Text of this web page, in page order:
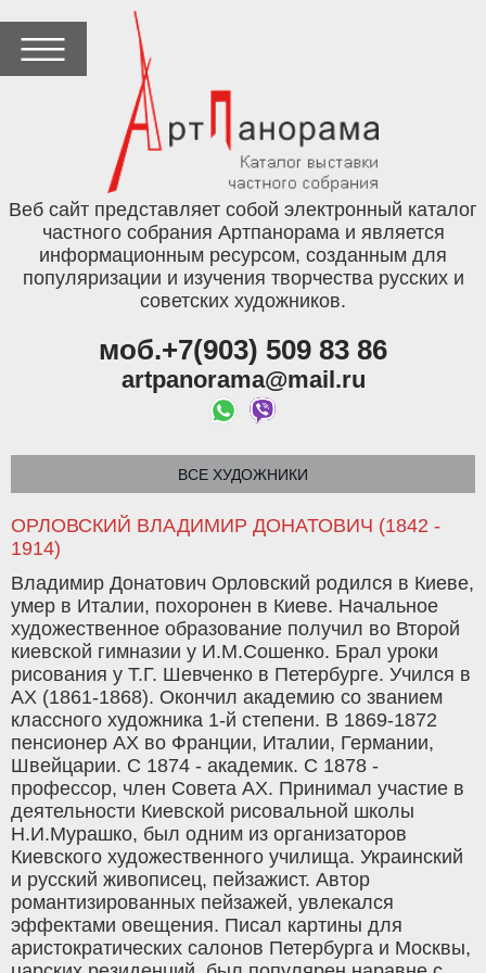
Веб сайт представляет собой электронный каталог
частного собрания Артпанорама и является
информационным ресурсом, созданным для
популяризации и изучения творчества русских и
советских художников.
моб.+7(903) 509 83 86
artpanorama@mail.ru
ВСЕ ХУДОЖНИКИ
ОРЛОВСКИЙ ВЛАДИМИР ДОНАТОВИЧ (1842 -
1914)
Владимир Донатович Орловский родился в Киеве,
умер в Италии, похоронен в Киеве. Начальное
художественное образование получил во Второй
киевской гимназии у И.М.Сошенко. Брал уроки
рисования у Т.Г. Шевченко в Петербурге. Учился в
АХ (1861-1868). Окончил академию со званием
классного художника 1-й степени. В 1869-1872
пенсионер АХ во Франции, Италии, Германии,
Швейцарии. С 1874 - академик. С 1878 -
профессор, член Совета АХ. Принимал участие в
деятельности Киевской рисовальной школы
Н.И.Мурашко, был одним из организаторов
Киевского художественного училища. Украинский
и русский живописец, пейзажист. Автор
романтизированных пейзажей, увлекался
эффектами овещения. Писал картины для
аристократических салонов Петербурга и Москвы,